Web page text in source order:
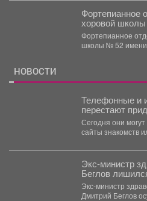
Фортепианное
хоровой
Викторовны
пространство,
открывает для
Фортепианное
школы № 52 имени
НОВОСТИ
Телефонные и
перестают
обмана.
Сегодня они
сайты знакомств
Экс-министр
Беглов
Экс-министр
Дмитрий Беглов